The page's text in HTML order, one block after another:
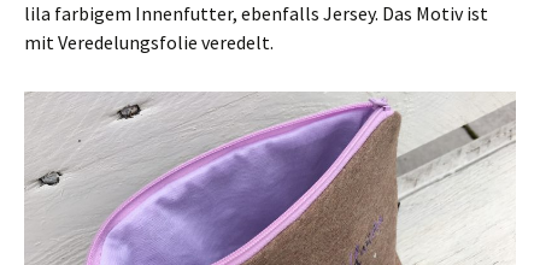
lila farbigem Innenfutter, ebenfalls Jersey. Das Motiv ist
mit Veredelungsfolie veredelt.